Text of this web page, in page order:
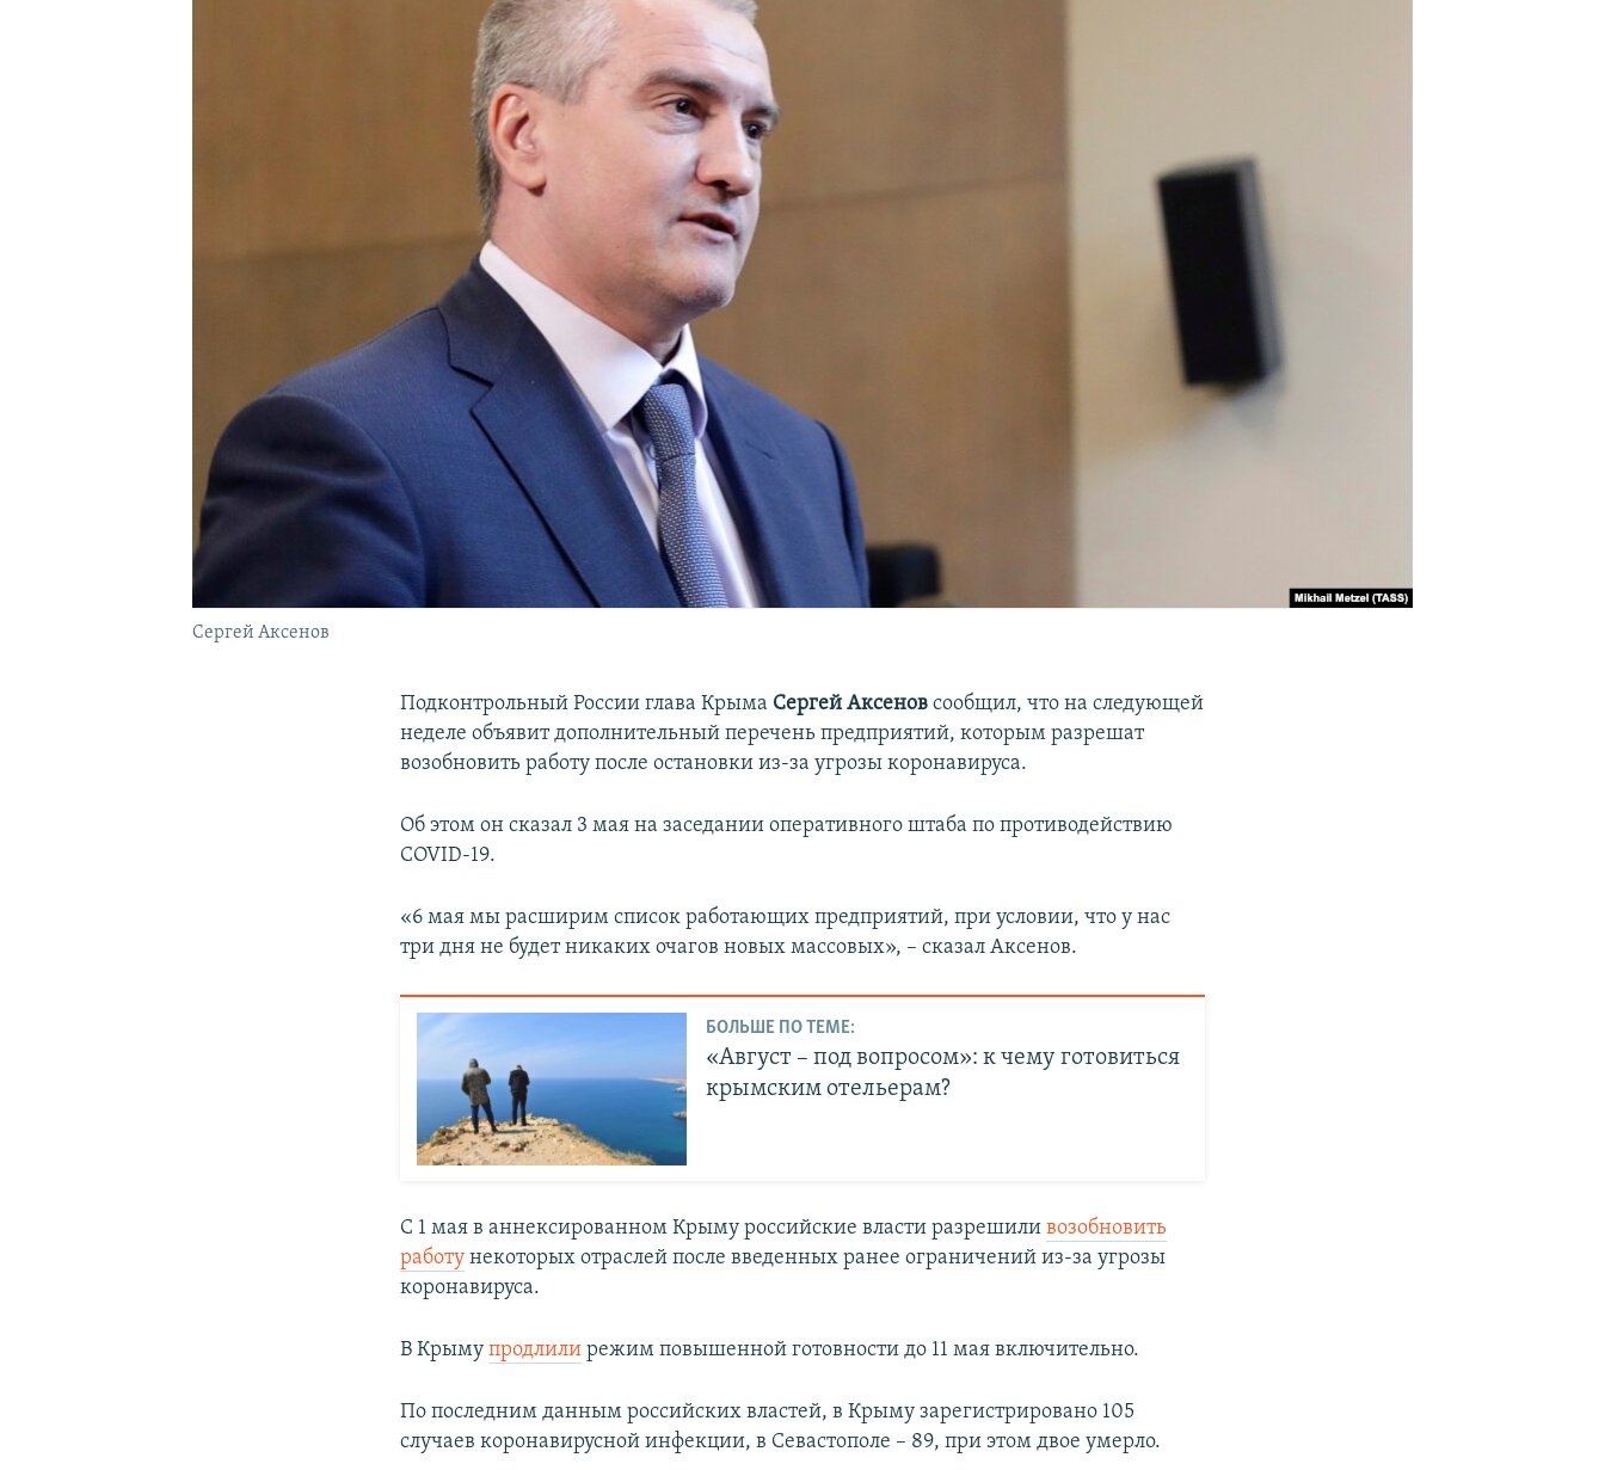
Сергей Аксенов
Подконтрольный России глава Крыма Сергей Аксеновсообщил, что на следующей
неделе объявит дополнительный перечень предприятий, которым разрешат
возобновить работу после остановки из-за угрозы коронавируса.
Об этом он сказал 3 мая на заседании оперативного штаба по противодействию
COVID-19.
«6 мая мы расширим список работающих предприятий, при условии, что у нас
три дня не будет никаких очагов новых массовых», – сказал Аксенов.
БОЛЬШЕ ПО ТЕМЕ:
«Август – под вопросом»: к чему готовиться
крымским отельерам?
С 1 мая в аннексированном Крыму российские власти разрешиливозобновить
работу некоторых отраслей после введенных ранее ограничений из-за угрозы
коронавируса.
В Крымупродлили режим повышенной готовности до 11 мая включительно.
По последним данным российских властей, в Крыму зарегистрировано 105
случаев коронавирусной инфекции, в Севастополе – 89, при этом двое умерло.